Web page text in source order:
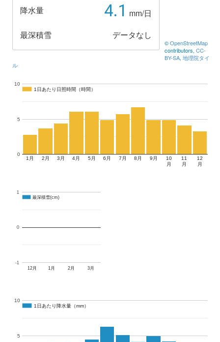
降水量
4.1 mm/日
最深積雪
データなし
©OpenStreetMap
contributors,CC-
BY-SA,地理院タイ
ル
1月 2月 3月 4月 5月 6月 7月 8月 9月
10
月
11
月
12
月
0
5
10
1日あたり日照時間（時間）
1日あたり日照時間（時間）
12月 1月 2月 3月
-1
0
1
最深積雪(cm)
最深積雪(cm)
5
10
1日あたり降水量（mm）
1日あたり降水量（mm）